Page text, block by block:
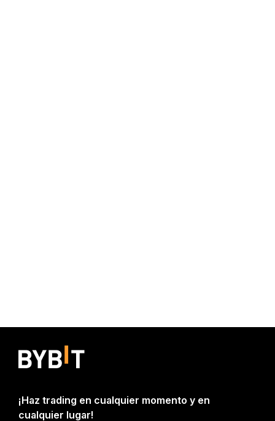
¡Haz trading en cualquier momento y en
cualquier lugar!